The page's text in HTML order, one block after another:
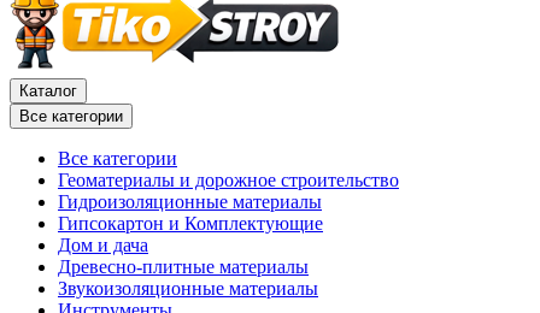
Каталог
Все категории
Все категории
Геоматериалы и дорожное строительство
Гидроизоляционные материалы
Гипсокартон и Комплектующие
Дом и дача
Древесно-плитные материалы
Звукоизоляционные материалы